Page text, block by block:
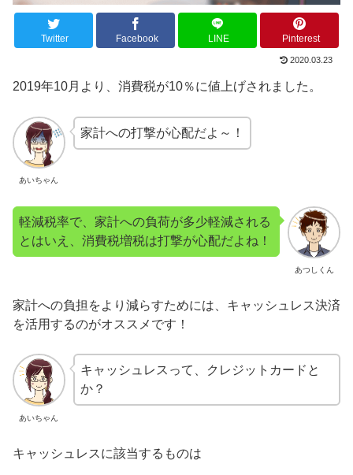
Twitter Facebook LINE Pinterest
2020.03.23
2019年10月より、消費税が10％に値上げされました。
あいちゃん
家計への打撃が心配だよ～！
あつしくん
軽減税率で、家計への負荷が多少軽減される
とはいえ、消費税増税は打撃が心配だよね！
家計への負担をより減らすためには、キャッシュレス決済
を活用するのがオススメです！
あいちゃん
キャッシュレスって、クレジットカードと
か？
キャッシュレスに該当するものは